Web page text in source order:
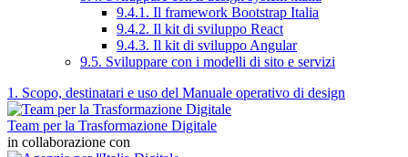
9.4.1. Il framework Bootstrap Italia
9.4.2. Il kit di sviluppo React
9.4.3. Il kit di sviluppo Angular
9.5. Sviluppare con i modelli di sito e servizi
1. Scopo, destinatari e uso del Manuale operativo di design
Team per la Trasformazione Digitale
in collaborazione con